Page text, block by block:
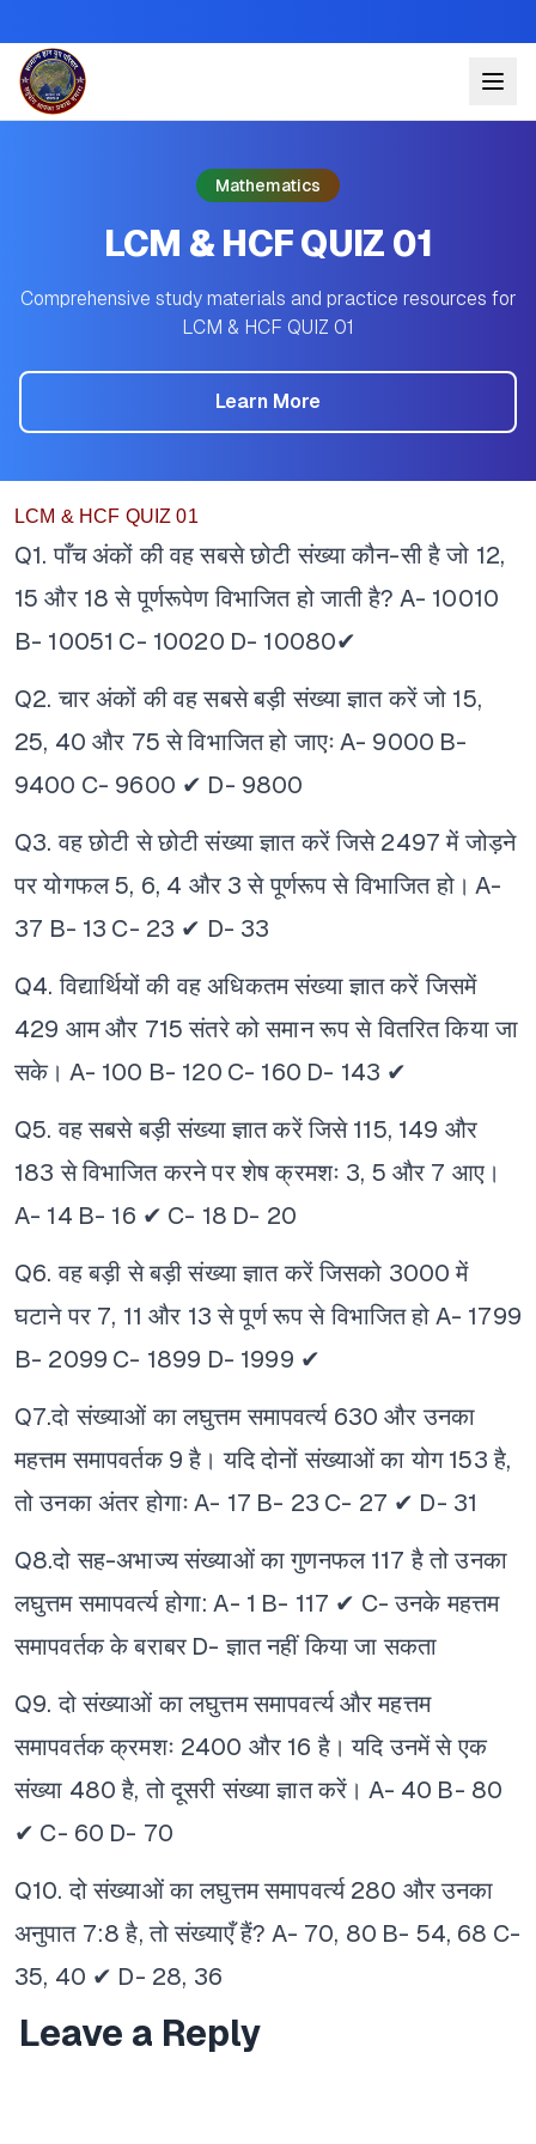
Mathematics
LCM & HCF QUIZ 01
Comprehensive study materials and practice resources for
LCM & HCF QUIZ 01
Learn More
LCM & HCF QUIZ 01
Q1. पाँच अंकों की वह सबसे छोटी संख्या कौन-सी है जो 12,
15 और 18 से पूर्णरूपेण विभाजित हो जाती है? A- 10010
B- 10051 C- 10020 D- 10080✔
Q2. चार अंकों की वह सबसे बड़ी संख्या ज्ञात करें जो 15,
25, 40 और 75 से विभाजित हो जाएः A- 9000 B-
9400 C- 9600 ✔ D- 9800
Q3. वह छोटी से छोटी संख्या ज्ञात करें जिसे 2497 में जोड़ने
पर योगफल 5, 6, 4 और 3 से पूर्णरूप से विभाजित हो। A-
37 B- 13 C- 23 ✔ D- 33
Q4. विद्यार्थियों की वह अधिकतम संख्या ज्ञात करें जिसमें
429 आम और 715 संतरे को समान रूप से वितरित किया जा
सके। A- 100 B- 120 C- 160 D- 143 ✔
Q5. वह सबसे बड़ी संख्या ज्ञात करें जिसे 115, 149 और
183 से विभाजित करने पर शेष क्रमशः 3, 5 और 7 आए।
A- 14 B- 16 ✔ C- 18 D- 20
Q6. वह बड़ी से बड़ी संख्या ज्ञात करें जिसको 3000 में
घटाने पर 7, 11 और 13 से पूर्ण रूप से विभाजित हो A- 1799
B- 2099 C- 1899 D- 1999 ✔
Q7.दो संख्याओं का लघुत्तम समापवर्त्य 630 और उनका
महत्तम समापवर्तक 9 है। यदि दोनों संख्याओं का योग 153 है,
तो उनका अंतर होगाः A- 17 B- 23 C- 27 ✔ D- 31
Q8.दो सह-अभाज्य संख्याओं का गुणनफल 117 है तो उनका
लघुत्तम समापवर्त्य होगा: A- 1 B- 117 ✔ C- उनके महत्तम
समापवर्तक के बराबर D- ज्ञात नहीं किया जा सकता
Q9. दो संख्याओं का लघुत्तम समापवर्त्य और महत्तम
समापवर्तक क्रमशः 2400 और 16 है। यदि उनमें से एक
संख्या 480 है, तो दूसरी संख्या ज्ञात करें। A- 40 B- 80
✔ C- 60 D- 70
Q10. दो संख्याओं का लघुत्तम समापवर्त्य 280 और उनका
अनुपात 7:8 है, तो संख्याएँ हैं? A- 70, 80 B- 54, 68 C-
35, 40 ✔ D- 28, 36
Leave a Reply